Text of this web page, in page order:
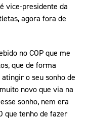
vice-presidente da
agora fora de
no COP que me
que de forma
o seu sonho de
novo que via na
sonho, nem era
que tenho de fazer